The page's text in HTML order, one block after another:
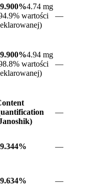
4.74 mg
wartości
—
4.94 mg
wartości
—
—
—
—